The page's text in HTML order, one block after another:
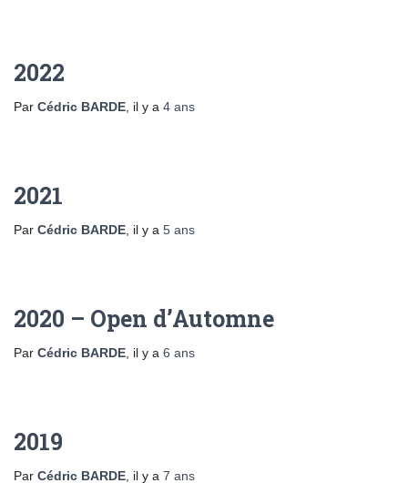
2022
Par Cédric BARDE , il y a 4 ans
2021
Par Cédric BARDE , il y a 5 ans
2020 – Open d’Automne
Par Cédric BARDE , il y a 6 ans
2019
Par Cédric BARDE , il y a 7 ans